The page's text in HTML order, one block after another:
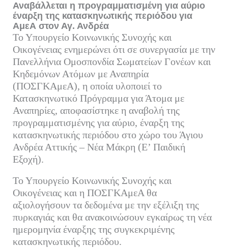
Αναβάλλεται η προγραμματισμένη για αύριο
έναρξη της κατασκηνωτικής περιόδου για
ΑμεΑ στον Αγ. Ανδρέα
Το Υπουργείο Κοινωνικής Συνοχής και
Οικογένειας ενημερώνει ότι σε συνεργασία με την
Πανελλήνια Ομοσπονδία Σωματείων Γονέων και
Κηδεμόνων Ατόμων με Αναπηρία
(ΠΟΣΓΚΑμεΑ), η οποία υλοποιεί το
Κατασκηνωτικό Πρόγραμμα για Άτομα με
Αναπηρίες, αποφασίστηκε η αναβολή της
προγραμματισμένης για αύριο, έναρξη της
κατασκηνωτικής περιόδου στο χώρο του Άγιου
Ανδρέα Αττικής – Νέα Μάκρη (Ε’ Παιδική
Εξοχή).
Το Υπουργείο Κοινωνικής Συνοχής και
Οικογένειας και η ΠΟΣΓΚΑμεΑ θα
αξιολογήσουν τα δεδομένα με την εξέλιξη της
πυρκαγιάς και θα ανακοινώσουν εγκαίρως τη νέα
ημερομηνία έναρξης της συγκεκριμένης
κατασκηνωτικής περιόδου.